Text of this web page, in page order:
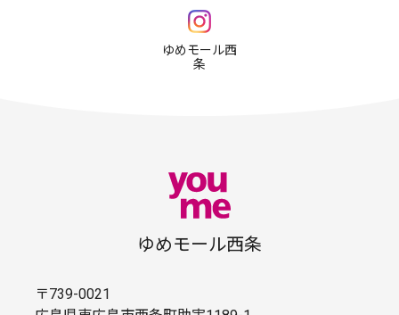
ゆめモール西
条
ゆめモール西条
〒739-0021